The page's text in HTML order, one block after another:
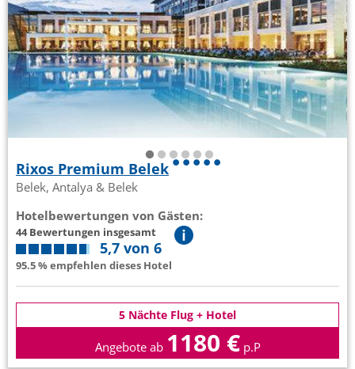
Rixos Premium Belek
Belek, Antalya & Belek
Hotelbewertungen von Gästen:
44 Bewertungen insgesamt
5,7 von 6
95.5 % empfehlen dieses Hotel
5 Nächte Flug + Hotel
Angebote ab 1180 € p.P